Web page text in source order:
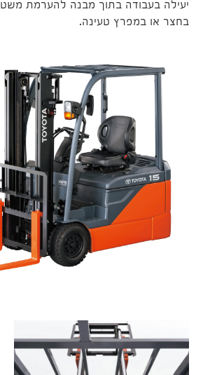
יעילה בעבודה בתוך מבנה להערמת
בחצר או במפרץ טעינה.